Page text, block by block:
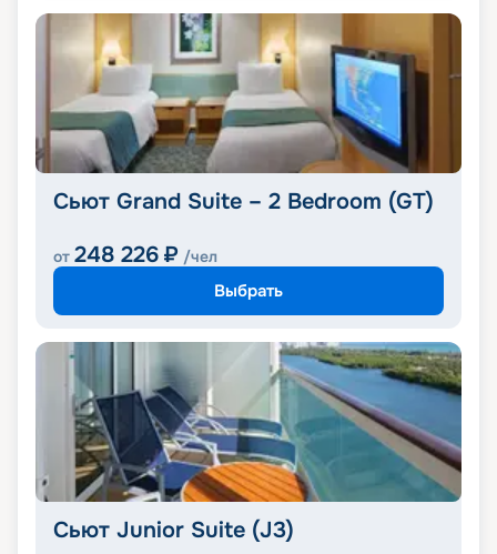
Сьют Grand Suite – 2 Bedroom (GT)
от 248 226 ₽ /чел
Выбрать
Сьют Junior Suite (J3)